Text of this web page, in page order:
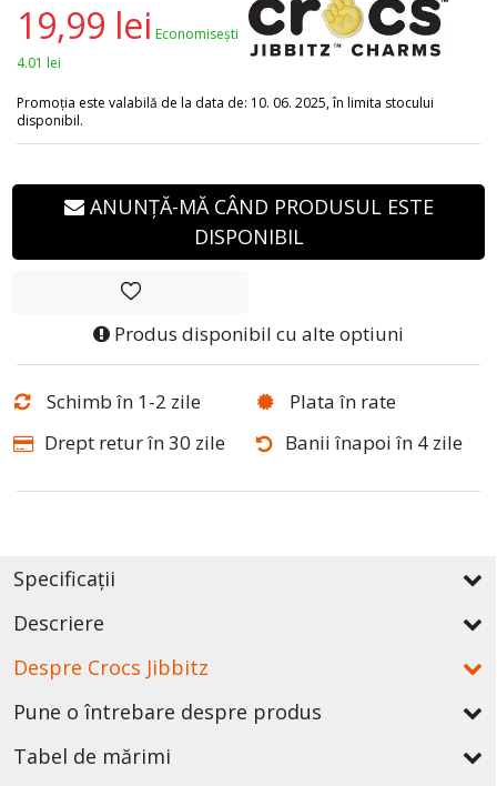
19,99 lei Economisești
4.01 lei
Promoția este valabilă de la data de: 10. 06. 2025, în limita stocului
disponibil.
ANUNȚĂ-MĂ CÂND PRODUSUL ESTE
DISPONIBIL
Produs disponibil cu alte optiuni
Schimb în 1-2 zile
Plata în rate
Drept retur în 30 zile
Banii înapoi în 4 zile
Specificații
Descriere
Despre Crocs Jibbitz
Pune o întrebare despre produs
Tabel de mărimi